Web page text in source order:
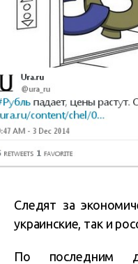
Следят за
украинские, так и
По последним